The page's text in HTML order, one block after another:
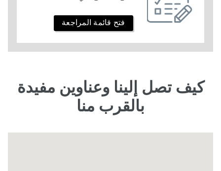
فتح قائمة المراجعة
كيف تصل إلينا وعناوين مفيدة
بالقرب منا